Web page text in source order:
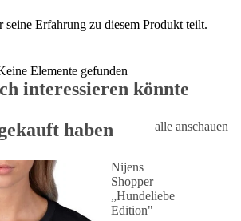
seine Erfahrung zu diesem Produkt teilt.
Elemente gefunden
interessieren könnte
haben
alle anschauen
Nijens
Shopper
„Hundeliebe
Edition"